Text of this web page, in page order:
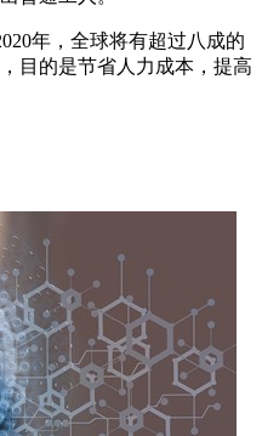
年，全球将有超过八成的
目的是节省人力成本，提高